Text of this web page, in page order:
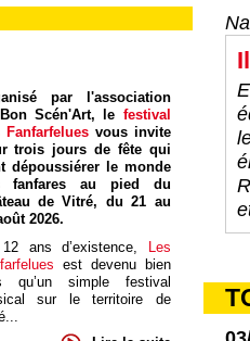
par l'association
Scén'Art, le festival
Fanfarfelues vous invite
trois jours de fête qui
dépoussiérer le monde
fanfares au pied du
de Vitré, du 21 au
2026.
ans d’existence, Les
est devenu bien
qu’un simple festival
sur le territoire de